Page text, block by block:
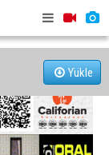
Yükle